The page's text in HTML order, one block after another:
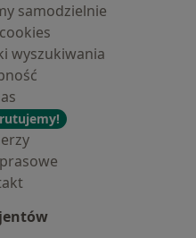
samodzielnie
wyszukiwania